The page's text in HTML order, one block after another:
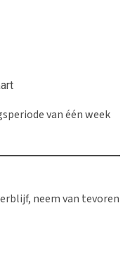
van één week
neem van tevoren